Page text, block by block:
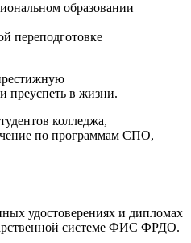
образовании
переподготовке
преуспеть в жизни.
колледжа,
по программам СПО,
удостоверениях и дипломах
системе ФИС ФРДО.